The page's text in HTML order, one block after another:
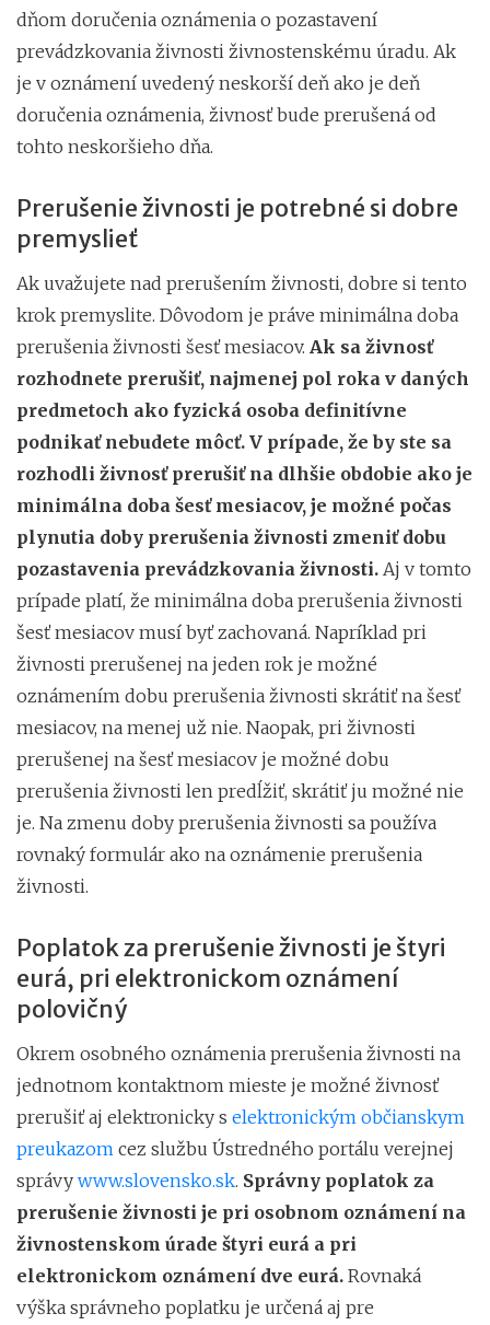
dňom doručenia oznámenia o pozastavení
prevádzkovania živnosti živnostenskému úradu. Ak
je v oznámení uvedený neskorší deň ako je deň
doručenia oznámenia, živnosť bude prerušená od
tohto neskoršieho dňa.
Prerušenie živnosti je potrebné si dobre
premyslieť
Ak uvažujete nad prerušením živnosti, dobre si tento
krok premyslite. Dôvodom je práve minimálna doba
prerušenia živnosti šesť mesiacov. Ak sa živnosť
rozhodnete prerušiť, najmenej pol roka v daných
predmetoch ako fyzická osoba definitívne
podnikať nebudete môcť. V prípade, že by ste sa
rozhodli živnosť prerušiť na dlhšie obdobie ako je
minimálna doba šesť mesiacov, je možné počas
plynutia doby prerušenia živnosti zmeniť dobu
pozastavenia prevádzkovania živnosti. Aj v tomto
prípade platí, že minimálna doba prerušenia živnosti
šesť mesiacov musí byť zachovaná. Napríklad pri
živnosti prerušenej na jeden rok je možné
oznámením dobu prerušenia živnosti skrátiť na šesť
mesiacov, na menej už nie. Naopak, pri živnosti
prerušenej na šesť mesiacov je možné dobu
prerušenia živnosti len predĺžiť, skrátiť ju možné nie
je. Na zmenu doby prerušenia živnosti sa používa
rovnaký formulár ako na oznámenie prerušenia
živnosti.
Poplatok za prerušenie živnosti je štyri
eurá, pri elektronickom oznámení
polovičný
Okrem osobného oznámenia prerušenia živnosti na
jednotnom kontaktnom mieste je možné živnosť
prerušiť aj elektronicky s elektronickým občianskym
preukazom cez službu Ústredného portálu verejnej
správy www.slovensko.sk. Správny poplatok za
prerušenie živnosti je pri osobnom oznámení na
živnostenskom úrade štyri eurá a pri
elektronickom oznámení dve eurá. Rovnaká
výška správneho poplatku je určená aj pre